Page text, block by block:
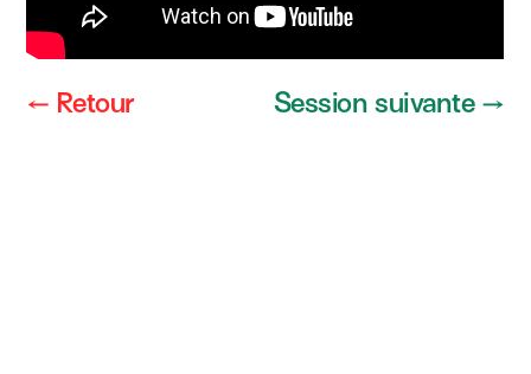
← Retour Session suivante →